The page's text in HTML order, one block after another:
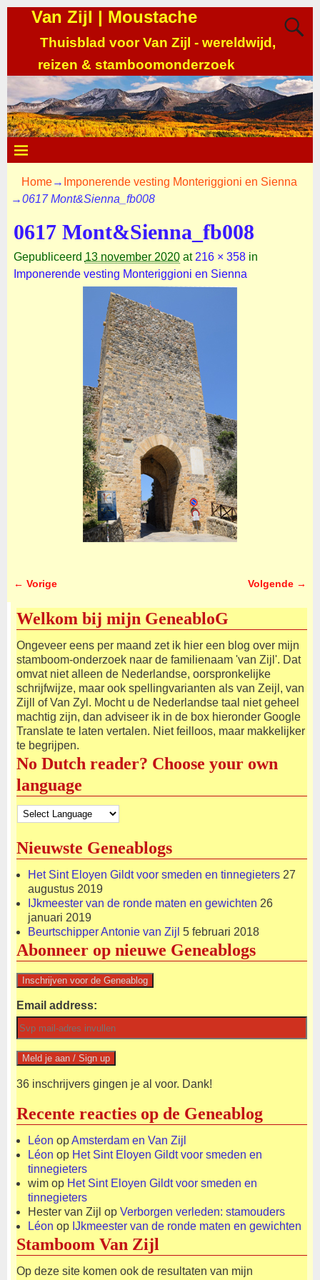
Van Zijl | Moustache
Thuisblad voor Van Zijl - wereldwijd,
reizen & stamboomonderzoek
Home→ Imponerende vesting Monteriggioni en Sienna
→0617 Mont&Sienna_fb008
0617 Mont&Sienna_fb008
Gepubliceerd 13 november 2020at 216 × 358in
Imponerende vesting Monteriggioni en Sienna
← Vorige Volgende →
Welkom bij mijn GeneabloG
Ongeveer eens per maand zet ik hier een blog over mijn
stamboom-onderzoek naar de familienaam 'van Zijl'. Dat
omvat niet alleen de Nederlandse, oorspronkelijke
schrijfwijze, maar ook spellingvarianten als van Zeijl, van
Zijll of Van Zyl. Mocht u de Nederlandse taal niet geheel
machtig zijn, dan adviseer ik in de box hieronder Google
Translate te laten vertalen. Niet feilloos, maar makkelijker
te begrijpen.
No Dutch reader? Choose your own
language
Nieuwste Geneablogs
Het Sint Eloyen Gildt voor smeden en tinnegieters 27
augustus 2019
IJkmeester van de ronde maten en gewichten 26
januari 2019
Beurtschipper Antonie van Zijl 5 februari 2018
Abonneer op nieuwe Geneablogs
Email address:
36 inschrijvers gingen je al voor. Dank!
Recente reacties op de Geneablog
Léon opAmsterdam en Van Zijl
Léon op Het Sint Eloyen Gildt voor smeden en
tinnegieters
wim op Het Sint Eloyen Gildt voor smeden en
tinnegieters
Hester van Zijl op Verborgen verleden: stamouders
Léon op IJkmeester van de ronde maten en gewichten
Stamboom Van Zijl
Op deze site komen ook de resultaten van mijn